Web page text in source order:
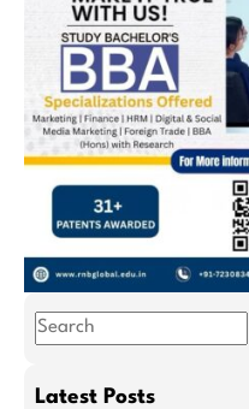
S
aLatest Posts